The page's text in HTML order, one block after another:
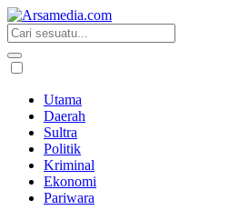
Utama
Daerah
Sultra
Politik
Kriminal
Ekonomi
Pariwara